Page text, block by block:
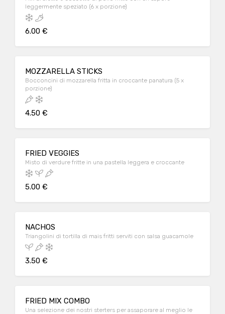
leggermente speziato (6 x porzione)
6.00 €
MOZZARELLA STICKS
Bocconcini di mozzarella fritta in croccante panatura (5 x
porzione)
4.50 €
FRIED VEGGIES
Misto di verdure fritte in una pastella leggera e croccante
5.00 €
NACHOS
Triangolini di tortilla di mais fritti serviti con salsa guacamole
3.50 €
FRIED MIX COMBO
Una selezione dei nostri sterters per assaporare al meglio le